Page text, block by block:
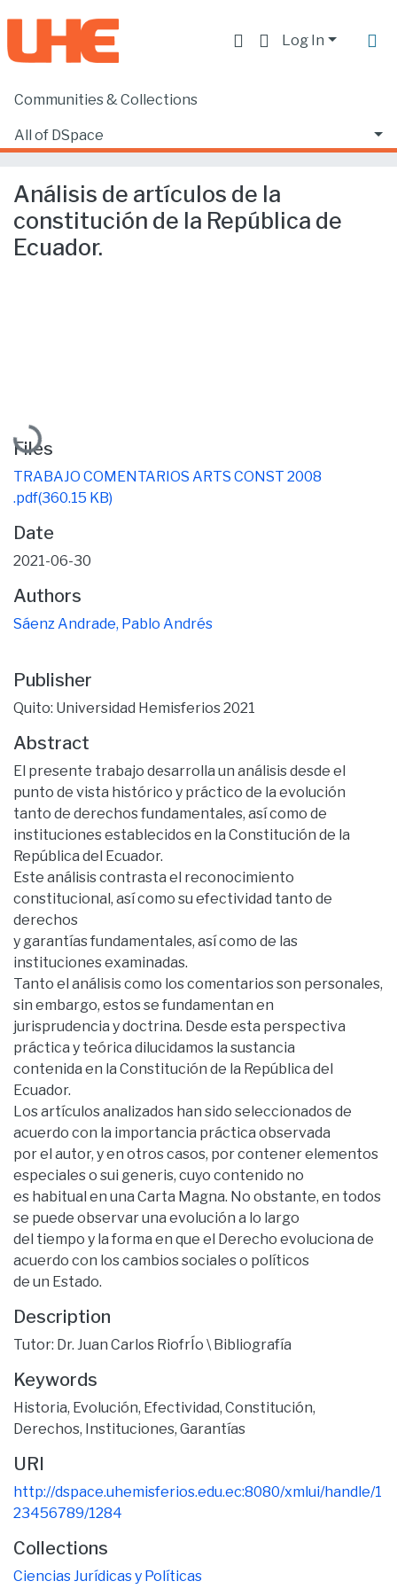
Log In
Communities & Collections
All of DSpace
Home
Facultad de Derecho
Análisis de artículos de la constitución de la República de Ecuador.
Análisis de artículos de la
constitución de la República de
Ecuador.
Loading...
Files
TRABAJO COMENTARIOS ARTS CONST 2008
.pdf(360.15 KB)
Date
2021-06-30
Authors
Sáenz Andrade, Pablo Andrés
Publisher
Quito: Universidad Hemisferios 2021
Abstract
El presente trabajo desarrolla un análisis desde el
punto de vista histórico y práctico de la evolución
tanto de derechos fundamentales, así como de
instituciones establecidos en la Constitución de la
República del Ecuador.
Este análisis contrasta el reconocimiento
constitucional, así como su efectividad tanto de
derechos
y garantías fundamentales, así como de las
instituciones examinadas.
Tanto el análisis como los comentarios son personales,
sin embargo, estos se fundamentan en
jurisprudencia y doctrina. Desde esta perspectiva
práctica y teórica dilucidamos la sustancia
contenida en la Constitución de la República del
Ecuador.
Los artículos analizados han sido seleccionados de
acuerdo con la importancia práctica observada
por el autor, y en otros casos, por contener elementos
especiales o sui generis, cuyo contenido no
es habitual en una Carta Magna. No obstante, en todos
se puede observar una evolución a lo largo
del tiempo y la forma en que el Derecho evoluciona de
acuerdo con los cambios sociales o políticos
de un Estado.
Description
Tutor: Dr. Juan Carlos RiofrÍo \ Bibliografía
Keywords
Historia, Evolución, Efectividad, Constitución,
Derechos, Instituciones, Garantías
URI
http://dspace.uhemisferios.edu.ec:8080/xmlui/handle/1
23456789/1284
Collections
Ciencias Jurídicas y Políticas